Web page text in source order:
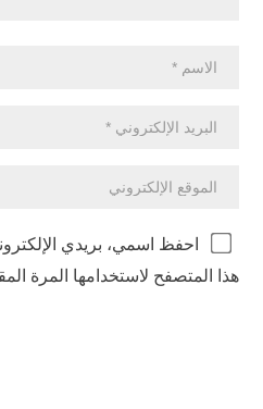
احفظ اسمي، بريدي
هذا المتصفح لاستخدامها المرة